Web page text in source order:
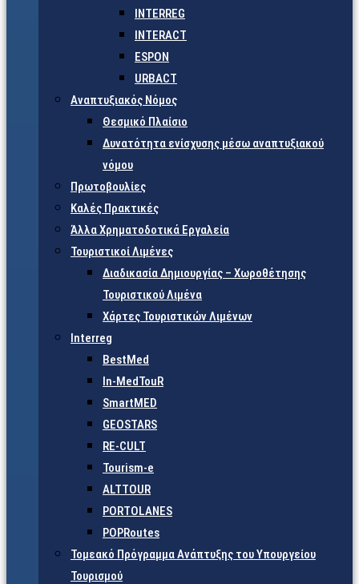
INTERREG
INTERACT
ESPON
URBACT
Αναπτυξιακός Νόμος
Θεσμικό Πλαίσιο
Δυνατότητα ενίσχυσης μέσω αναπτυξιακού
νόμου
Πρωτοβουλίες
Καλές Πρακτικές
Άλλα Χρηματοδοτικά Εργαλεία
Τουριστικοί Λιμένες
Διαδικασία Δημιουργίας – Χωροθέτησης
Τουριστικού Λιμένα
Χάρτες Τουριστικών Λιμένων
Interreg
BestMed
In-MedTouR
SmartMED
GEOSTARS
RE-CULT
Tourism-e
ALTTOUR
PORTOLANES
POPRoutes
Τομεακό Πρόγραμμα Ανάπτυξης του Υπουργείου
Τουρισμού